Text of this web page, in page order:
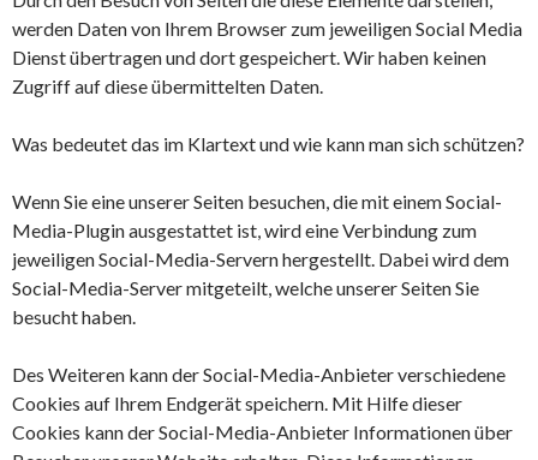
werden Daten von Ihrem Browser zum jeweiligen Social Media
Dienst übertragen und dort gespeichert. Wir haben keinen
Zugriff auf diese übermittelten Daten.
Was bedeutet das im Klartext und wie kann man sich schützen?
Wenn Sie eine unserer Seiten besuchen, die mit einem Social-
Media-Plugin ausgestattet ist, wird eine Verbindung zum
jeweiligen Social-Media-Servern hergestellt. Dabei wird dem
Social-Media-Server mitgeteilt, welche unserer Seiten Sie
besucht haben.
Des Weiteren kann der Social-Media-Anbieter verschiedene
Cookies auf Ihrem Endgerät speichern. Mit Hilfe dieser
Cookies kann der Social-Media-Anbieter Informationen über